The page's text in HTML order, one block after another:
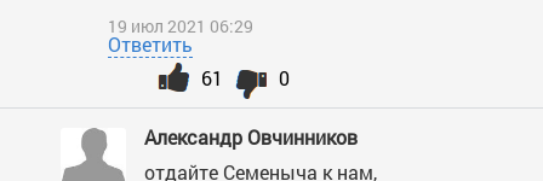
19 июл 2021 06:29
Ответить
0
61
Александр Овчинников
отдайте Семеныча к нам,